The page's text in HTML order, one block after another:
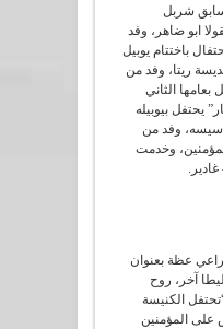
شربل
ابو ضاهر، وفد
باختتام يوبيل
ريتا، وفد من
الثاني
يحتفل بيوبيله
على تأسيسه، وفد من
وخدمت
عظة بعنوان
آخر، روح
فيها: “تحتفل الكنيسة
على المؤمنين